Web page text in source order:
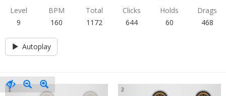
Level BPM Total Clicks Holds
Drags
9
160 1172 644 60 468
Autoplay
1 2